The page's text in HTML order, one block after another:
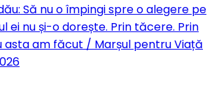
Să nu o împingi spre o alegere pe
ei nu și-o dorește. Prin tăcere. Prin
asta am făcut / Marșul pentru Viață